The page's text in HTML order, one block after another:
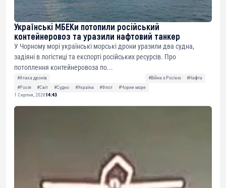
Українські МБЕКи потопили російський
контейнеровоз та уразили нафтовий танкер
У Чорному морі українські морські дрони уразили два судна,
задіяні в логістиці та експорті російських ресурсів. Про
потоплення контейнеровоза по...
#Атака дронів #Війна з Росією
#Нафта
#Росія
#Світ #Судно #Україна #Флот
#Чорне море
1 Серпня, 202614:43